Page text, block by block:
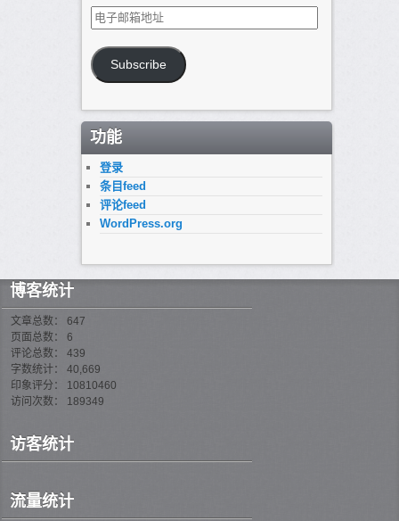
电
子
箱
地
Subscribe
功能
登录
条目feed
评论feed
WordPress.org
博客统计
文章总数： 647
页面总数： 6
评论总数： 439
字数统计： 40,669
印象评分： 10810460
访问次数： 189349
访客统计
流量统计